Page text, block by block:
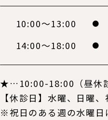
10:00～13:00 ●
14:00～18:00 ●
★…10:00-18:00（昼休診
【休診日】水曜、日曜、
※祝日のある週の水曜日